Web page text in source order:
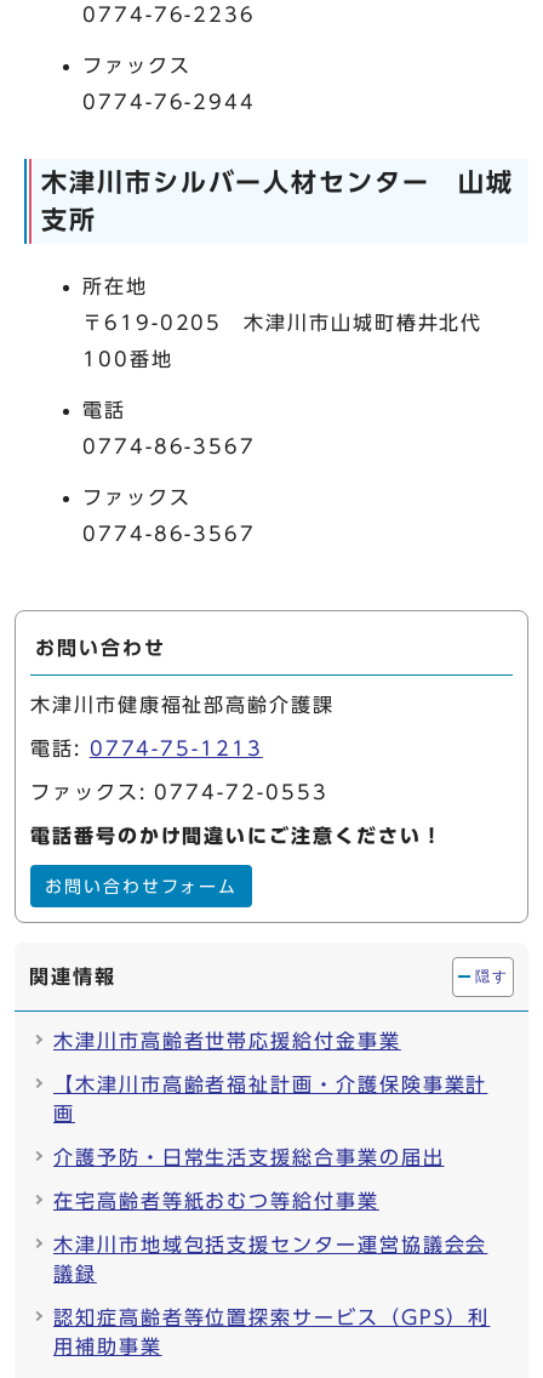
0774-76-2236
ファックス
0774-76-2944
木津川市シルバー人材センター 山城
支所
所在地
〒619-0205 木津川市山城町椿井北代
100番地
電話
0774-86-3567
ファックス
0774-86-3567
お問い合わせ
木津川市健康福祉部高齢介護課
電話: 0774-75-1213
ファックス: 0774-72-0553
電話番号のかけ間違いにご注意ください！
お問い合わせフォーム
関連情報 隠す
木津川市高齢者世帯応援給付金事業
【木津川市高齢者福祉計画・介護保険事業計
画
介護予防・日常生活支援総合事業の届出
在宅高齢者等紙おむつ等給付事業
木津川市地域包括支援センター運営協議会会
議録
認知症高齢者等位置探索サービス（GPS）利
用補助事業